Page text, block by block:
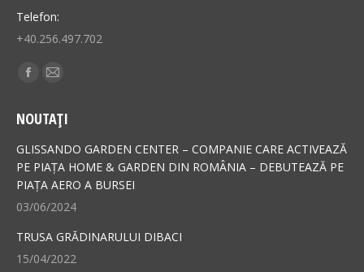
Telefon:
+40.256.497.702
Find us on:
Facebook
opens
in
new
window
Mail
opens
in
new
window
NOUTAȚI
GLISSANDO GARDEN CENTER – COMPANIE CARE ACTIVEAZĂ
PE PIAȚA HOME & GARDEN DIN ROMÂNIA – DEBUTEAZĂ PE
PIAȚA AERO A BURSEI
03/06/2024
TRUSA GRĂDINARULUI DIBACI
15/04/2022